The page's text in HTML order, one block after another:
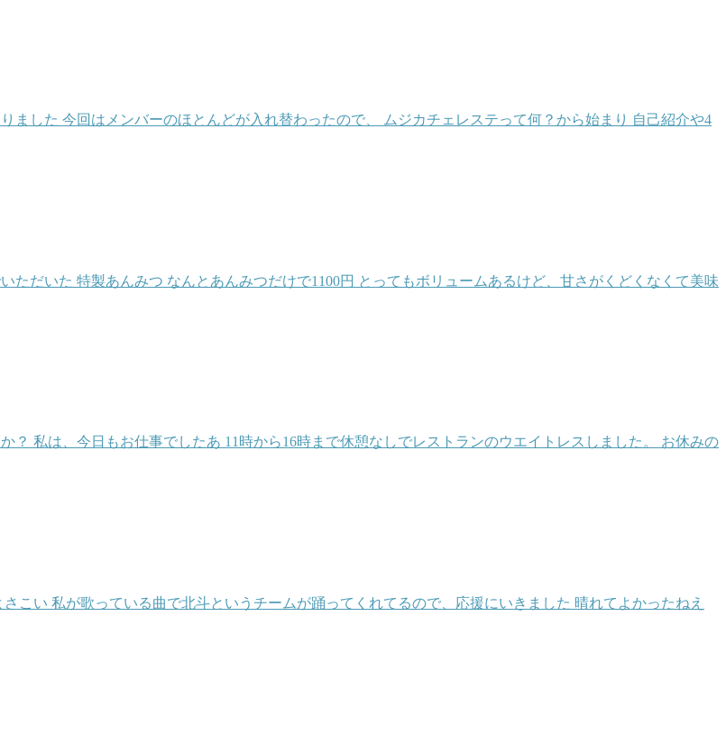
ました 今回はメンバーのほとんどが入れ替わったので、 ムジカチェレステって何？から始まり 自己紹介や4
だいた 特製あんみつ なんとあんみつだけで1100円 とってもボリュームあるけど、甘さがくどくなくて美味
私は、今日もお仕事でしたあ 11時から16時まで休憩なしでレストランのウエイトレスしました。 お休みの
こい 私が歌っている曲で北斗というチームが踊ってくれてるので、応援にいきました 晴れてよかったねえ